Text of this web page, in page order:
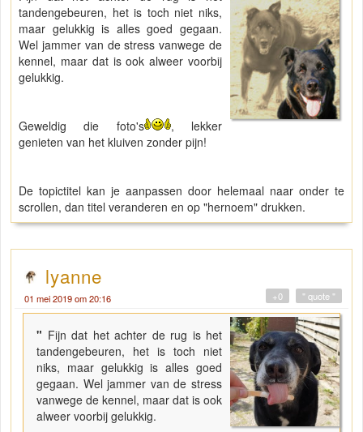
tandengebeuren, het is toch niet niks,
maar gelukkig is alles goed gegaan.
Wel jammer van de stress vanwege de
kennel, maar dat is ook alweer voorbij
gelukkig.
Geweldig die foto's
, lekker
genieten van het kluiven zonder pijn!
De topictitel kan je aanpassen door helemaal naar onder te
scrollen, dan titel veranderen en op "hernoem" drukken.
lyanne
01 mei 2019 om 20:16 " quote "
+0
" Fijn dat het achter de rug is het
tandengebeuren, het is toch niet
niks, maar gelukkig is alles goed
gegaan. Wel jammer van de stress
vanwege de kennel, maar dat is ook
alweer voorbij gelukkig.